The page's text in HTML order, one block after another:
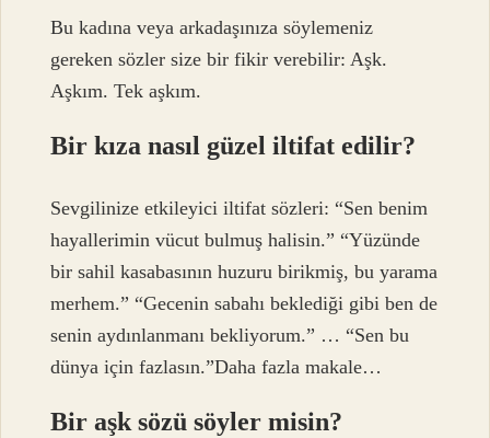
Bu kadına veya arkadaşınıza söylemeniz
gereken sözler size bir fikir verebilir: Aşk.
Aşkım. Tek aşkım.
Bir kıza nasıl güzel iltifat edilir?
Sevgilinize etkileyici iltifat sözleri: “Sen benim
hayallerimin vücut bulmuş halisin.” “Yüzünde
bir sahil kasabasının huzuru birikmiş, bu yarama
merhem.” “Gecenin sabahı beklediği gibi ben de
senin aydınlanmanı bekliyorum.” … “Sen bu
dünya için fazlasın.”Daha fazla makale…
Bir aşk sözü söyler misin?